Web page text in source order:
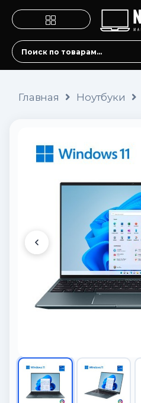
Главная Ноутбуки